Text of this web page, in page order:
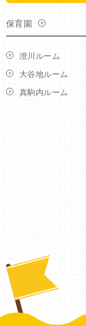
保育園
澄川ルーム
大谷地ルーム
真駒内ルーム